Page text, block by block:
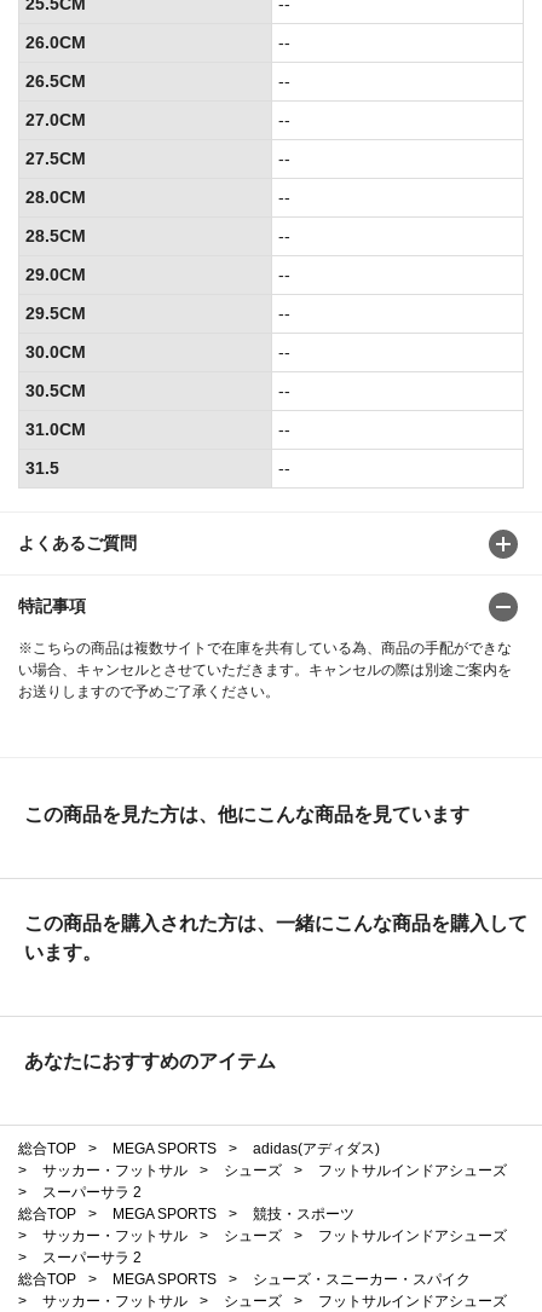
よくあるご質問
特記事項
※こちらの商品は複数サイトで在庫を共有している為、商品の手配ができな
い場合、キャンセルとさせていただきます。キャンセルの際は別途ご案内を
お送りしますので予めご了承ください。
26.0CM
--
26.5CM
--
27.0CM
--
27.5CM
--
28.0CM
--
28.5CM
--
29.0CM
--
29.5CM
--
30.0CM
--
30.5CM
--
31.0CM
--
31.5
--
この商品を見た方は、他にこんな商品を見ています
この商品を購入された方は、一緒にこんな商品を購入して
います。
あなたにおすすめのアイテム
総合TOP > MEGA SPORTS >
adidas(アディダス)
>
サッカー・フットサル > シューズ >
フットサルインドアシューズ
>
スーパーサラ 2
総合TOP
> MEGA SPORTS >
競技・スポーツ
>
サッカー・フットサル > シューズ >
フットサルインドアシューズ
>
スーパーサラ 2
総合TOP
> MEGA SPORTS >
シューズ・スニーカー・スパイク
>
サッカー・フットサル > シューズ >
フットサルインドアシューズ